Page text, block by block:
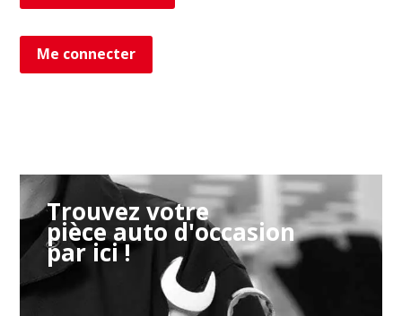
Me connecter
Trouvez votre
pièce auto d'occasion
par ici !